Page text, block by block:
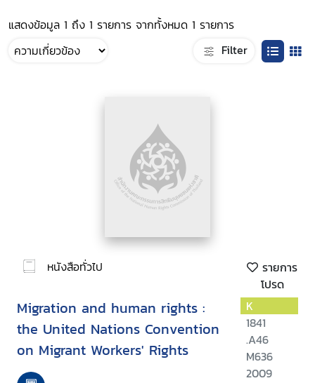
แสดงข้อมูล 1 ถึง 1 รายการ จากทั้งหมด 1 รายการ
Filter
หนังสือทั่วไป
รายการ
โปรด
Migration and human rights :
the United Nations Convention
on Migrant Workers' Rights
K
1841
.A46
M636
2009